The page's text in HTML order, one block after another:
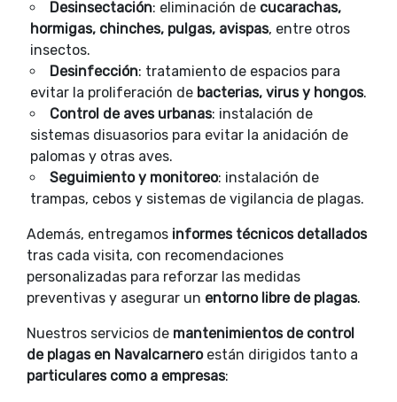
Desinsectación: eliminación de cucarachas,
hormigas, chinches, pulgas, avispas, entre otros
insectos.
Desinfección: tratamiento de espacios para
evitar la proliferación de bacterias, virus y hongos.
Control de aves urbanas: instalación de
sistemas disuasorios para evitar la anidación de
palomas y otras aves.
Seguimiento y monitoreo: instalación de
trampas, cebos y sistemas de vigilancia de plagas.
Además, entregamos informes técnicos detallados
tras cada visita, con recomendaciones
personalizadas para reforzar las medidas
preventivas y asegurar un entorno libre de plagas.
Nuestros servicios de mantenimientos de control
de plagas en Navalcarneroestán dirigidos tanto a
particulares como a empresas: